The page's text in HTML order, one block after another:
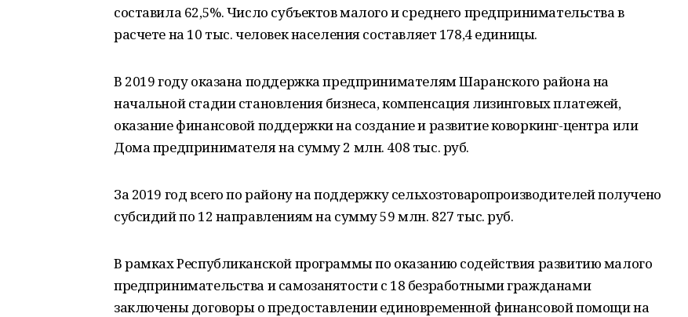
составила 62,5%. Число субъектов малого и среднего предпринимательства в
расчете на 10 тыс. человек населения составляет 178,4 единицы.
В 2019 году оказана поддержка предпринимателям Шаранского района на
начальной стадии становления бизнеса, компенсация лизинговых платежей,
оказание финансовой поддержки на создание и развитие коворкинг-центра или
Дома предпринимателя на сумму 2 млн. 408 тыс. руб.
За 2019 год всего по району на поддержку сельхозтоваропроизводителей получено
субсидий по 12 направлениям на сумму 59 млн. 827 тыс. руб.
В рамках Республиканской программы по оказанию содействия развитию малого
предпринимательства и самозанятости с 18 безработными гражданами
заключены договоры о предоставлении единовременной финансовой помощи на